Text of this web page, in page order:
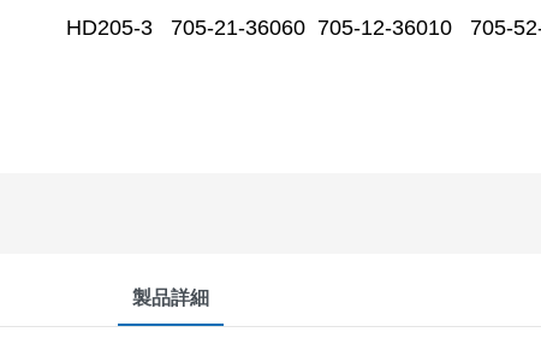
HD205-3 705-21-36060 705-12-36010 705-
製品詳細